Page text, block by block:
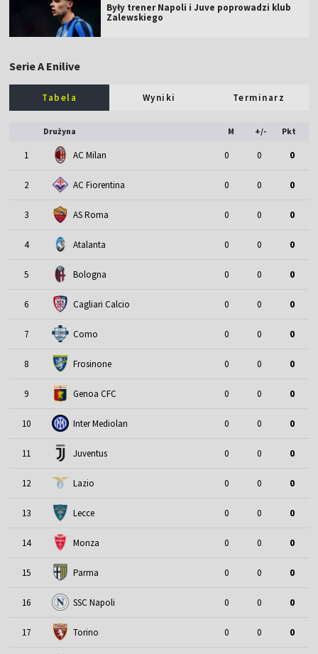
Były trener Napoli i Juve poprowadzi klub
Zalewskiego
Serie A Enilive
Tabela Wyniki Terminarz
Drużyna M +/- Pkt
1 AC Milan 0 0 0
2 AC Fiorentina 0 0 0
3 AS Roma 0 0 0
4 Atalanta 0 0 0
5 Bologna 0 0 0
6 Cagliari Calcio 0 0 0
7 Como 0 0 0
8 Frosinone 0 0 0
9 Genoa CFC 0 0 0
10 Inter Mediolan 0 0 0
11 Juventus 0 0 0
12 Lazio 0 0 0
13 Lecce 0 0 0
14 Monza 0 0 0
15 Parma 0 0 0
16 SSC Napoli 0 0 0
17 Torino 0 0 0